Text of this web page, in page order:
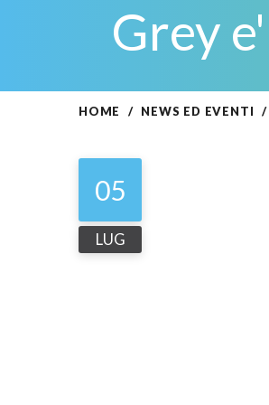
Grey
HOME NEWS ED EVENTI
05
LUG